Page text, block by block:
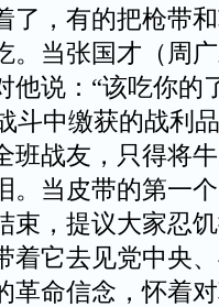
了，有的把枪带
。当张国才（周
他说：“该吃你的
斗中缴获的战利
班战友，只得将
。当皮带的第一
束，提议大家忍
着它去见党中央
革命信念，怀着